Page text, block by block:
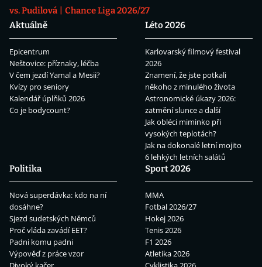
vs. Pudilová
Chance Liga 2026/27
Aktuálně
Epicentrum
Neštovice: příznaky, léčba
V čem jezdí Yamal a Mesii?
Kvízy pro seniory
Kalendář úplňků 2026
Co je bodycount?
Léto 2026
Karlovarský filmový festival
2026
Znamení, že jste potkali
někoho z minulého života
Astronomické úkazy 2026:
zatmění slunce a další
Jak obléci miminko při
vysokých teplotách?
Jak na dokonalé letní mojito
6 lehkých letních salátů
Politika
Nová superdávka: kdo na ní
dosáhne?
Sjezd sudetských Němců
Proč vláda zavádí EET?
Padni komu padni
Výpověď z práce vzor
Sport 2026
MMA
Fotbal 2026/27
Hokej 2026
Tenis 2026
F1 2026
Atletika 2026